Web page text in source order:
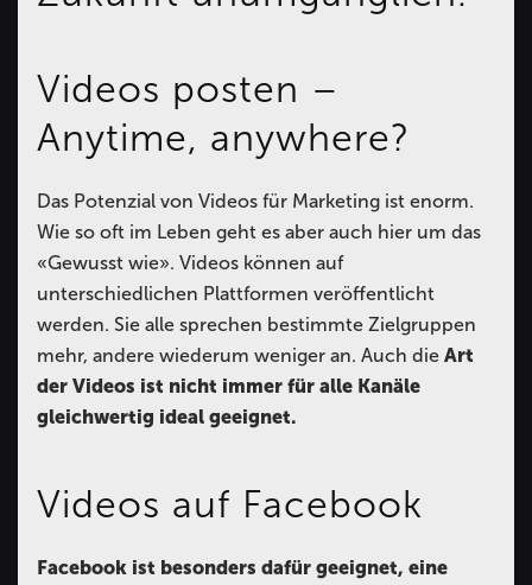
Videos posten –
Anytime, anywhere?
Das Potenzial von Videos für Marketing ist enorm.
Wie so oft im Leben geht es aber auch hier um das
«Gewusst wie». Videos können auf
unterschiedlichen Plattformen veröffentlicht
werden. Sie alle sprechen bestimmte Zielgruppen
mehr, andere wiederum weniger an. Auch die Art
der Videos ist nicht immer für alle Kanäle
gleichwertig ideal geeignet.
Videos auf Facebook
Facebook ist besonders dafür geeignet, eine